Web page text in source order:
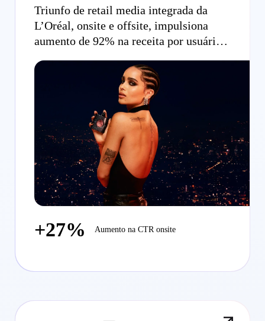
Triunfo de retail media integrada da
L’Oréal, onsite e offsite, impulsiona
aumento de 92% na receita por usuário
+27% Aumento na CTR onsite